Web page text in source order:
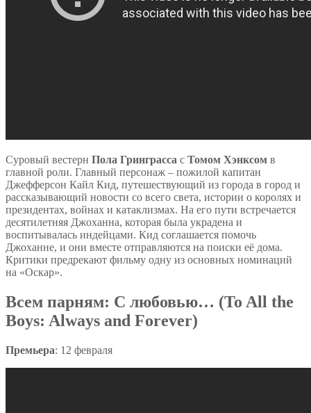
Суровый вестерн Пола Гринграсса с Томом Хэнксом в
главной роли. Главный персонаж – пожилой капитан
Джефферсон Кайл Кид, путешествующий из города в город и
рассказывающий новости со всего света, истории о королях и
президентах, войнах и катаклизмах. На его пути встречается
десятилетняя Джоханна, которая была украдена и
воспитывалась индейцами. Кид соглашается помочь
Джоханне, и они вместе отправляются на поиски её дома.
Критики предрекают фильму одну из основных номинаций
на «Оскар».
Всем парням: С любовью… (To All the
Boys: Always and Forever)
Премьера: 12 февраля